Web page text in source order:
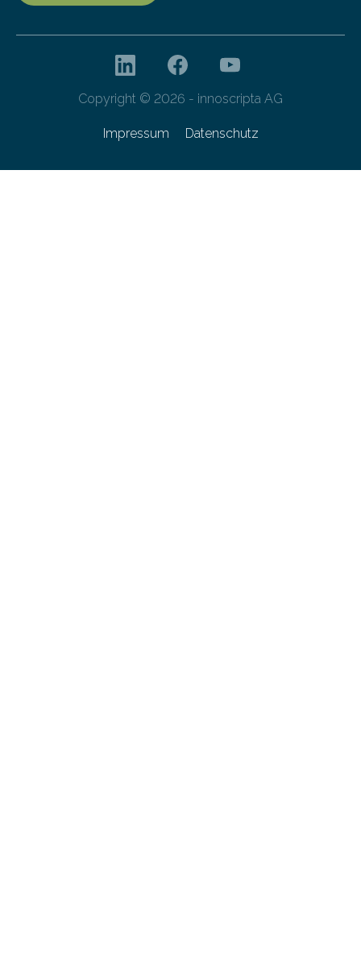
Copyright © 2026 - innoscripta AG
Impressum Datenschutz